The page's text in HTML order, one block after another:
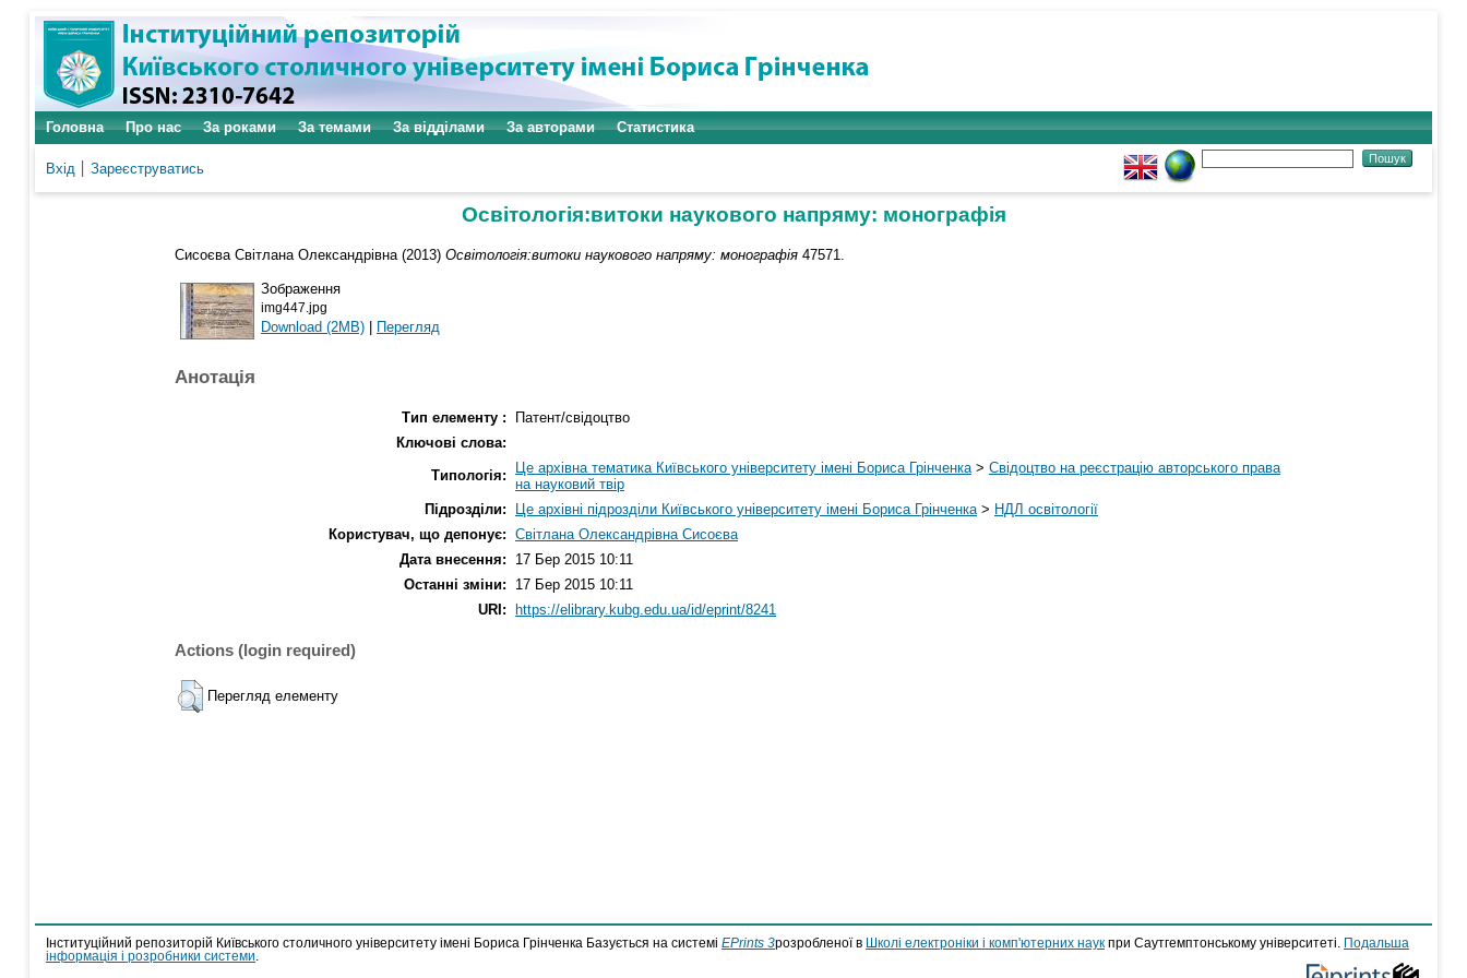
Головна Про нас За роками За темами За відділами За авторами Статистика
Вхід Зареєструватись
Освітологія:витоки наукового напряму: монографія
Сисоєва Світлана Олександрівна (2013) Освітологія:витоки наукового напряму: монографія 47571.
Зображення
img447.jpg
Download (2MB) | Перегляд
Анотація
Тип елементу :
Патент/свідоцтво
Ключові слова:
Типологія:
Це архівна тематика Київського університету імені Бориса Грінченка> Свідоцтво на реєстрацію авторського права
на науковий твір
Підрозділи:
Це архівні підрозділи Київського університету імені Бориса Грінченка> НДЛ освітології
Користувач, що депонує: Світлана Олександрівна Сисоєва
Дата внесення:
17 Бер 2015 10:11
Останні зміни:
17 Бер 2015 10:11
URI:
https://elibrary.kubg.edu.ua/id/eprint/8241
Actions (login required)
Перегляд елементу
Інституційний репозиторій Київського столичного університету імені Бориса Грінченка Базується на системі EPrints 3розробленої в Школі електроніки і комп'ютерних наук при Саутгемптонському університеті.
Подальша
інформація і розробники системи